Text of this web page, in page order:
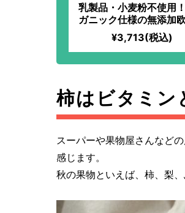
乳製品・小麦粉不使用
ガニック仕様の無添加
ジカレー｜【 IN YOU
MARKET限定】「化学
の妻のために、美味し
理を食べさせてあげた
材料オーガニックのフ
料理！使用する油は小
のみ！とってもヘルシ
クと旨味が味わえる
¥3,713(税込)
柿はビタミン
スーパーや果物屋さんなど
感じます。
秋の果物といえば、柿、梨